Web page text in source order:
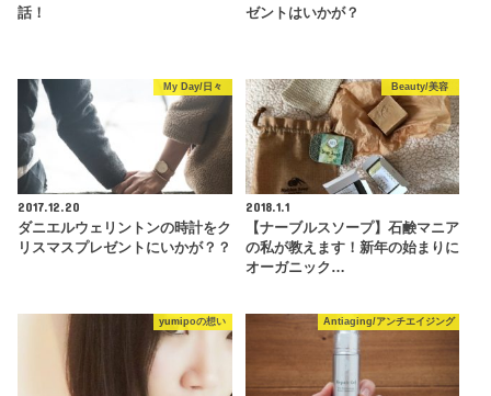
話！
ゼントはいかが？
My Day/日々
2017.12.20
ダニエルウェリントンの時計をク
リスマスプレゼントにいかが？？
Beauty/美容
2018.1.1
【ナーブルスソープ】石鹸マニア
の私が教えます！新年の始まりに
オーガニック…
yumipoの想い Antiaging/アンチエイジング